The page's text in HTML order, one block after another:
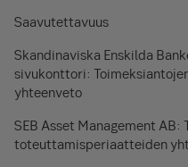
Saavutettavuus
Skandinaviska Enskilda
sivukonttori:
yhteenveto
SEB Asset Management AB:
toteuttamisperiaatteiden